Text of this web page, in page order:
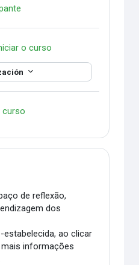
o curso
curso
de reflexão,
dos
estabelecida, ao clicar
informações